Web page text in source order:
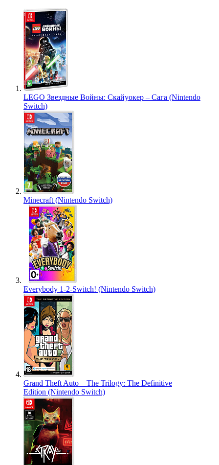
LEGO Звездные Войны: Скайуокер – Сага (Nintendo
Switch)
Minecraft (Nintendo Switch)
Everybody 1-2-Switch! (Nintendo Switch)
Grand Theft Auto – The Trilogy: The Definitive
Edition (Nintendo Switch)